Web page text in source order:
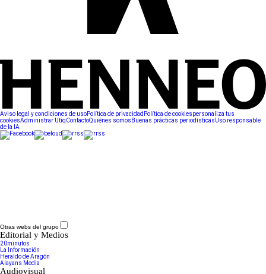
Aviso legal y condiciones de usoPolítica de privacidad Política de cookiespersonaliza tus
cookiesAdministrar UtiqContactoQuiénes somos Buenas prácticas periodísticasUso responsable
de la IA
Otras webs del grupo
Editorial y Medios
20minutos
La Información
Heraldo de Aragón
Alayans Media
Audiovisual